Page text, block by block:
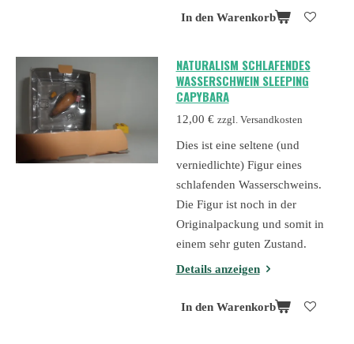
In den Warenkorb
NATURALISM SCHLAFENDES
WASSERSCHWEIN SLEEPING
CAPYBARA
12,00 € zzgl. Versandkosten
Dies ist eine seltene (und
verniedlichte) Figur eines
schlafenden Wasserschweins.
Die Figur ist noch in der
Originalpackung und somit in
einem sehr guten Zustand.
Details anzeigen
In den Warenkorb